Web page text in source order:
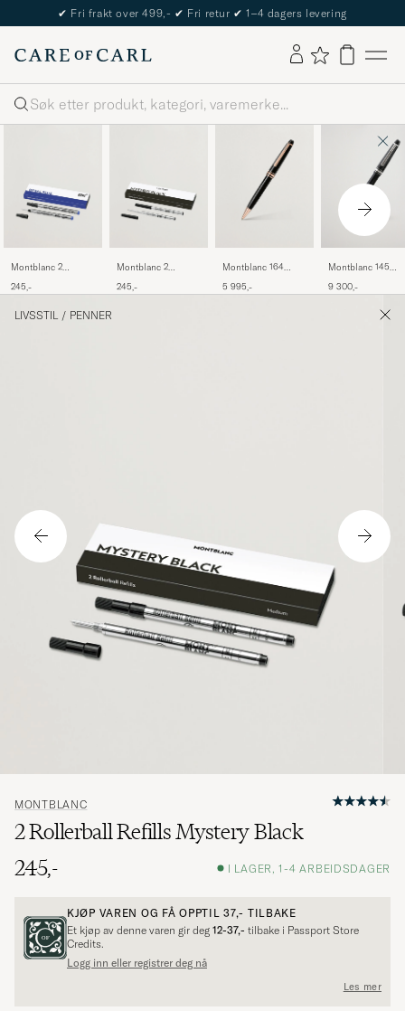
✔ Fri frakt over 499,- ✔ Fri retur ✔ 1–4 dagers levering
Søk
Montblanc 2
Pen Refills Royal
245,-
Montblanc 2
Refills Mystery
245,-
Montblanc 164
Meisterstück
5 995,-
Montblanc 145
Fountain Pen
9 300,-
LIVSSTIL / PENNER
MONTBLANC
2 Rollerball Refills Mystery Black
245,-
I LAGER, 1-4 ARBEIDSDAGER
KJØP VAREN OG FÅ OPPTIL37,- TILBAKE
Et kjøp av denne varen gir deg 12-37,- tilbake i Passport Store
Credits.
Logg inn eller registrer deg nå
Les mer